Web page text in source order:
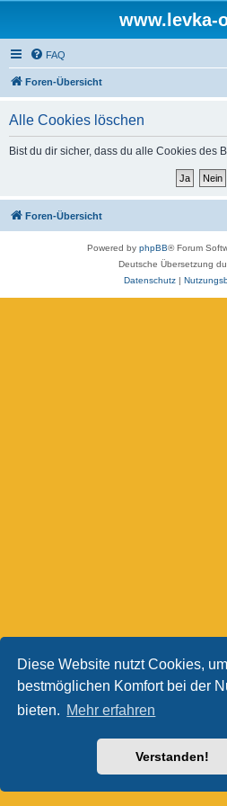
Diese Website nutzt Cookies,
bestmöglichen Komfort bei der
bieten. Mehr erfahren
Verstanden!
www.levka-
FAQ
Foren-Übersicht
Alle Cookies löschen
Bist du dir sicher, dass du alle Cookies des
Foren-Übersicht
Powered by phpBB® Forum
Deutsche Übersetzung
Datenschutz|